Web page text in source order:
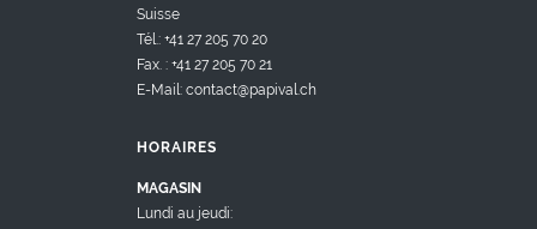
Suisse
Tél.: +41 27 205 70 20
Fax. : +41 27 205 70 21
E-Mail: contact@papival.ch
HORAIRES
MAGASIN
Lundi au jeudi: